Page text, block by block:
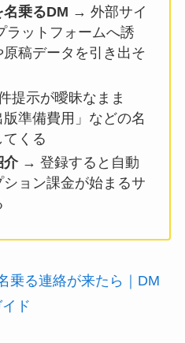
乗るDM → 外部サイ
ラットフォームへ誘
稿データを引き出そ
示が曖昧なまま
版準備費用」などの名
くる
介→ 登録すると自動
ョン課金が始まるサ
乗る連絡が来たら｜DM
ド